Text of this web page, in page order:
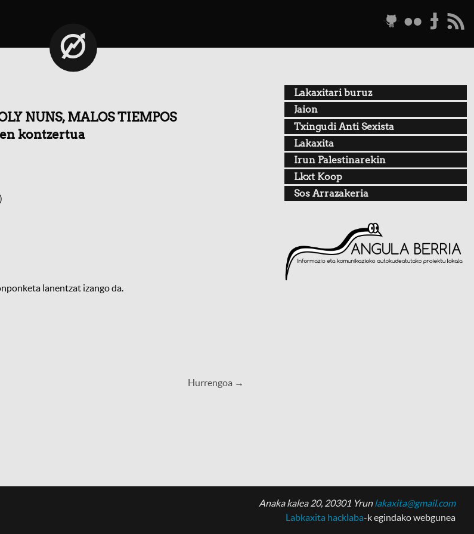
g f t r
NUNS, MALOS TIEMPOS
kontzertua
lanentzat izango da.
Hurrengoa →
Lakaxitari buruz
Jaion
Txingudi Anti Sexista
Lakaxita
Irun Palestinarekin
Lkxt Koop
Sos Arrazakeria
Anaka kalea 20, 20301 Yrunlakaxita@gmail.com
Labkaxita hacklaba-k egindako webgunea